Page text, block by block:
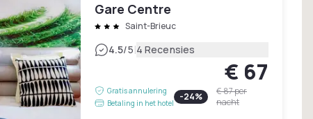
Gare Centre
Saint-Brieuc
4.5/5|4 Recensies
Gratis annulering
Betaling in het hotel
€ 67
-24% € 87per
nacht